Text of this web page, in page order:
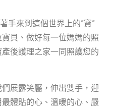
手來到這個世界上的”寶”
貝、做好每一位媽媽的照
後護理之家一同照護您的
展露笑靨，伸出雙手，迎
體貼的心、溫暖的心、嚴